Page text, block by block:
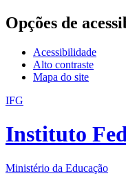
Opções de
Acessibilidade
Alto contraste
Mapa do site
IFG
Instituto
Ministério da Educação